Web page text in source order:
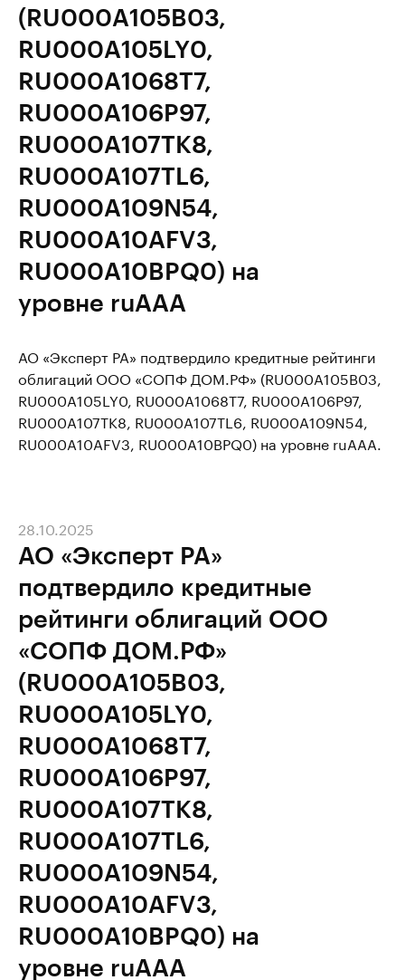
(RU000A105B03,
RU000A105LY0,
RU000A1068T7,
RU000A106P97,
RU000A107TK8,
RU000A107TL6,
RU000A109N54,
RU000A10AFV3,
RU000A10BPQ0) на
уровне ruAAA
АО «Эксперт РА» подтвердило кредитные рейтинги
облигаций ООО «СОПФ ДОМ.РФ» (RU000A105B03,
RU000A105LY0, RU000A1068T7, RU000A106P97,
RU000A107TK8, RU000A107TL6, RU000A109N54,
RU000A10AFV3, RU000A10BPQ0) на уровне ruAAA.
АО «Эксперт РА»
подтвердило кредитные
рейтинги облигаций ООО
«СОПФ ДОМ.РФ»
(RU000A105B03,
RU000A105LY0,
RU000A1068T7,
RU000A106P97,
RU000A107TK8,
RU000A107TL6,
RU000A109N54,
RU000A10AFV3,
RU000A10BPQ0) на
уровне ruAAA
28.10.2025